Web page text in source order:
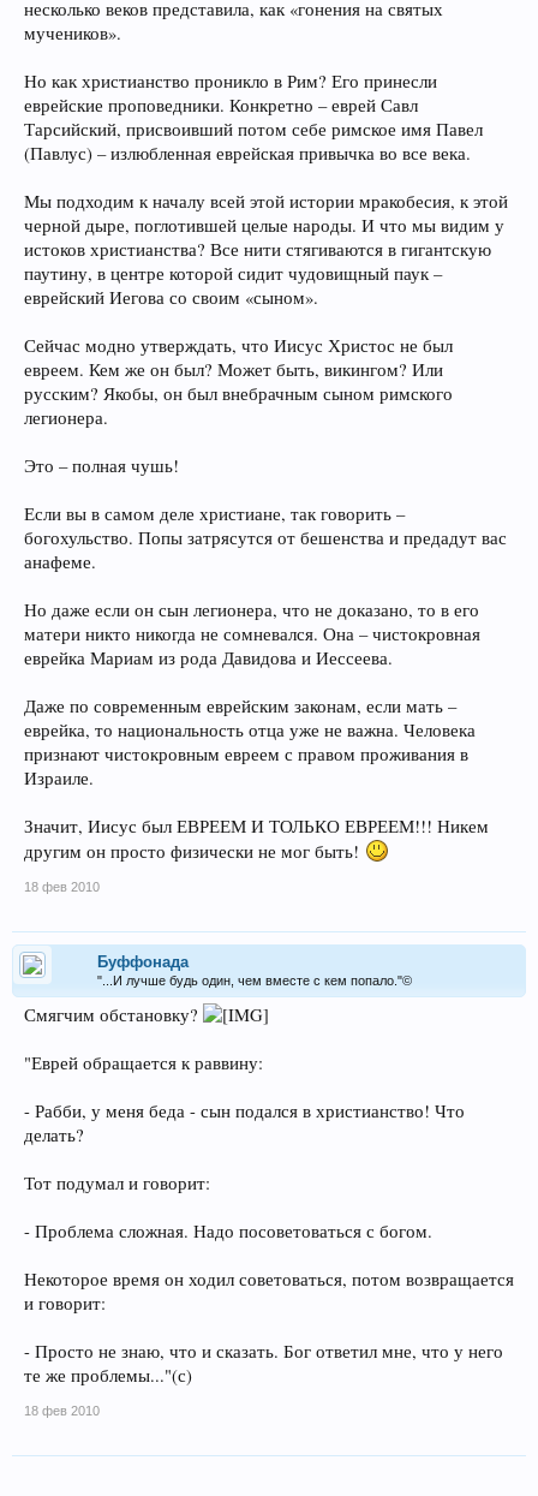
несколько веков представила, как «гонения на святых
мучеников».
Но как христианство проникло в Рим? Его принесли
еврейские проповедники. Конкретно – еврей Савл
Тарсийский, присвоивший потом себе римское имя Павел
(Павлус) – излюбленная еврейская привычка во все века.
Мы подходим к началу всей этой истории мракобесия, к этой
черной дыре, поглотившей целые народы. И что мы видим у
истоков христианства? Все нити стягиваются в гигантскую
паутину, в центре которой сидит чудовищный паук –
еврейский Иегова со своим «сыном».
Сейчас модно утверждать, что Иисус Христос не был
евреем. Кем же он был? Может быть, викингом? Или
русским? Якобы, он был внебрачным сыном римского
легионера.
Это – полная чушь!
Если вы в самом деле христиане, так говорить –
богохульство. Попы затрясутся от бешенства и предадут вас
анафеме.
Но даже если он сын легионера, что не доказано, то в его
матери никто никогда не сомневался. Она – чистокровная
еврейка Мариам из рода Давидова и Иессеева.
Даже по современным еврейским законам, если мать –
еврейка, то национальность отца уже не важна. Человека
признают чистокровным евреем с правом проживания в
Израиле.
Значит, Иисус был ЕВРЕЕМ И ТОЛЬКО ЕВРЕЕМ!!! Никем
другим он просто физически не мог быть!
18 фев 2010
Буффонада
"...И лучше будь один, чем вместе с кем попало."©
Смягчим обстановку?
"Еврей обращается к раввину:
- Рабби, у меня беда - сын подался в христианство! Что
делать?
Тот подумал и говорит:
- Проблема сложная. Надо посоветоваться с богом.
Некоторое время он ходил советоваться, потом возвращается
и говорит:
- Просто не знаю, что и сказать. Бог ответил мне, что у него
те же проблемы..."(с)
18 фев 2010